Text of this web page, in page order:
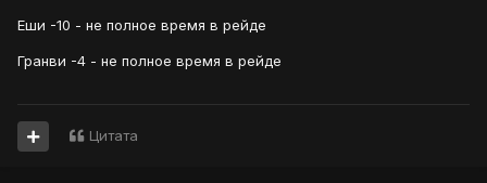
Еши -10 - не полное время в рейде
Гранви -4 - не полное время в рейде
Цитата